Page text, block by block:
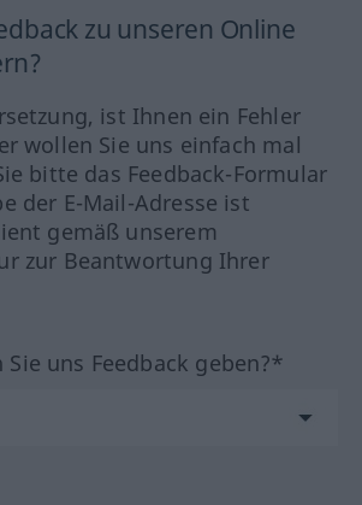
zu unseren Online
ist Ihnen ein Fehler
wollen Sie uns einfach mal
bitte das Feedback-Formular
der E-Mail-Adresse ist
gemäß unserem
zur Beantwortung Ihrer
uns Feedback geben?*